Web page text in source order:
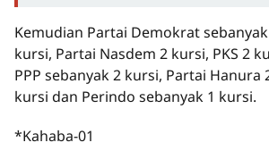
Kemudian Partai Demokrat
kursi, Partai Nasdem 2 kursi, PKS 2
PPP sebanyak 2 kursi, Partai Hanura
kursi dan Perindo sebanyak 1 kursi.
*Kahaba-01